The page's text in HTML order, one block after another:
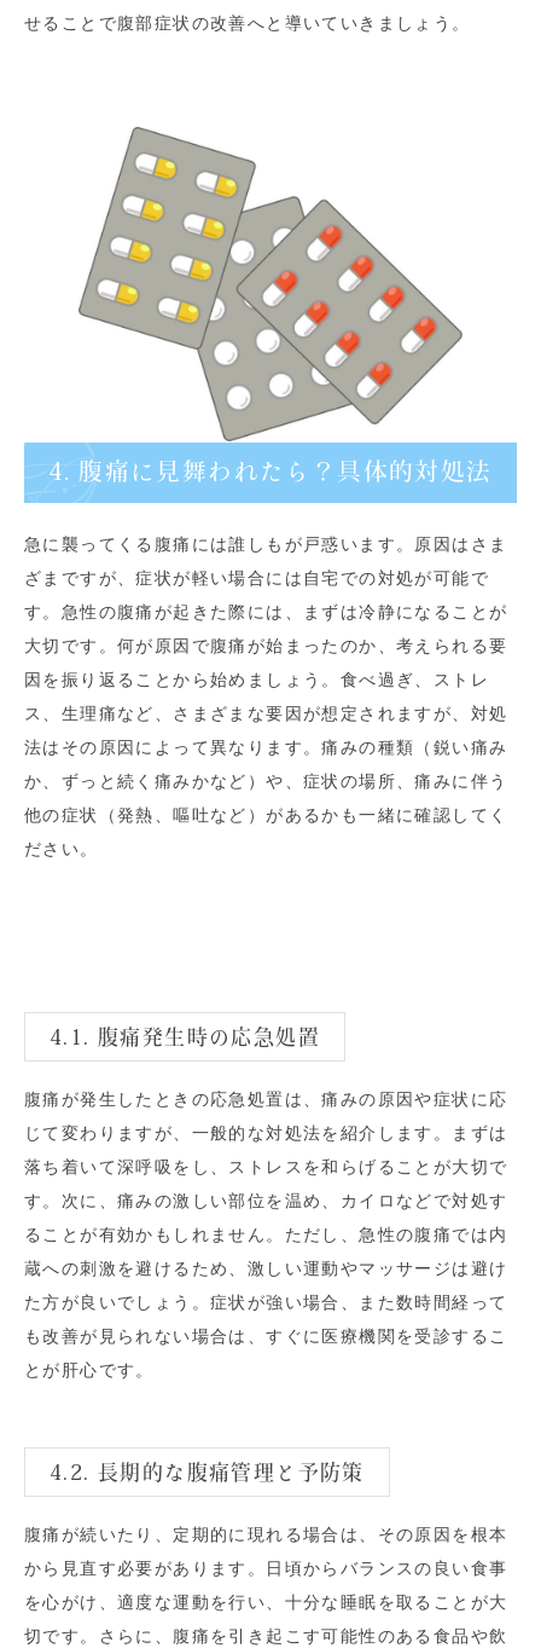
せることで腹部症状の改善へと導いていきましょう。
4. 腹痛に見舞われたら？具体的対処法
急に襲ってくる腹痛には誰しもが戸惑います。原因はさま
ざまですが、症状が軽い場合には自宅での対処が可能で
す。急性の腹痛が起きた際には、まずは冷静になることが
大切です。何が原因で腹痛が始まったのか、考えられる要
因を振り返ることから始めましょう。食べ過ぎ、ストレ
ス、生理痛など、さまざまな要因が想定されますが、対処
法はその原因によって異なります。痛みの種類（鋭い痛み
か、ずっと続く痛みかなど）や、症状の場所、痛みに伴う
他の症状（発熱、嘔吐など）があるかも一緒に確認してく
ださい。
4.1. 腹痛発生時の応急処置
腹痛が発生したときの応急処置は、痛みの原因や症状に応
じて変わりますが、一般的な対処法を紹介します。まずは
落ち着いて深呼吸をし、ストレスを和らげることが大切で
す。次に、痛みの激しい部位を温め、カイロなどで対処す
ることが有効かもしれません。ただし、急性の腹痛では内
蔵への刺激を避けるため、激しい運動やマッサージは避け
た方が良いでしょう。症状が強い場合、また数時間経って
も改善が見られない場合は、すぐに医療機関を受診するこ
とが肝心です。
4.2. 長期的な腹痛管理と予防策
腹痛が続いたり、定期的に現れる場合は、その原因を根本
から見直す必要があります。日頃からバランスの良い食事
を心がけ、適度な運動を行い、十分な睡眠を取ることが大
切です。さらに、腹痛を引き起こす可能性のある食品や飲